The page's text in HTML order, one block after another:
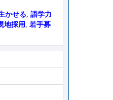
かせる,語学力
地採用 ,若手募